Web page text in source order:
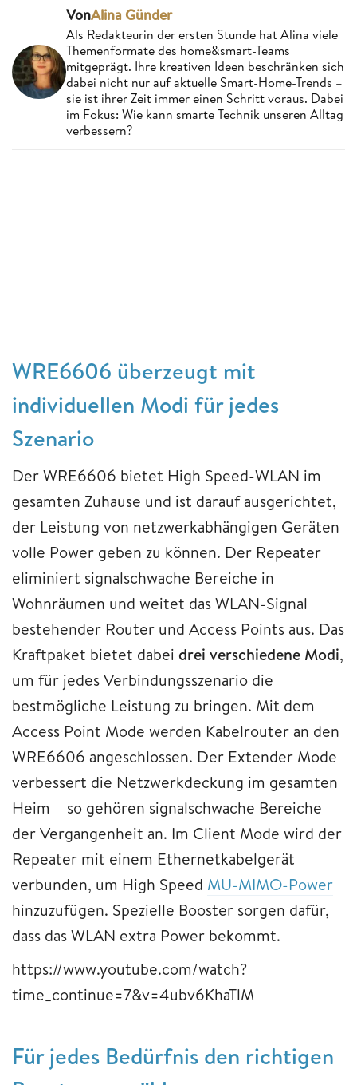
VonAlina Günder
Als Redakteurin der ersten Stunde hat Alina viele
Themenformate des home&smart-Teams
mitgeprägt. Ihre kreativen Ideen beschränken sich
dabei nicht nur auf aktuelle Smart-Home-Trends –
sie ist ihrer Zeit immer einen Schritt voraus. Dabei
im Fokus: Wie kann smarte Technik unseren Alltag
verbessern?
WRE6606 überzeugt mit
individuellen Modi für jedes
Szenario
Der WRE6606 bietet High Speed-WLAN im
gesamten Zuhause und ist darauf ausgerichtet,
der Leistung von netzwerkabhängigen Geräten
volle Power geben zu können. Der Repeater
eliminiert signalschwache Bereiche in
Wohnräumen und weitet das WLAN-Signal
bestehender Router und Access Points aus. Das
Kraftpaket bietet dabei drei verschiedene Modi,
um für jedes Verbindungsszenario die
bestmögliche Leistung zu bringen. Mit dem
Access Point Mode werden Kabelrouter an den
WRE6606 angeschlossen. Der Extender Mode
verbessert die Netzwerkdeckung im gesamten
Heim – so gehören signalschwache Bereiche
der Vergangenheit an. Im Client Mode wird der
Repeater mit einem Ethernetkabelgerät
verbunden, um High Speed MU-MIMO-Power
hinzuzufügen. Spezielle Booster sorgen dafür,
dass das WLAN extra Power bekommt.
https://www.youtube.com/watch?
time_continue=7&v=4ubv6KhaTlM
Für jedes Bedürfnis den richtigen